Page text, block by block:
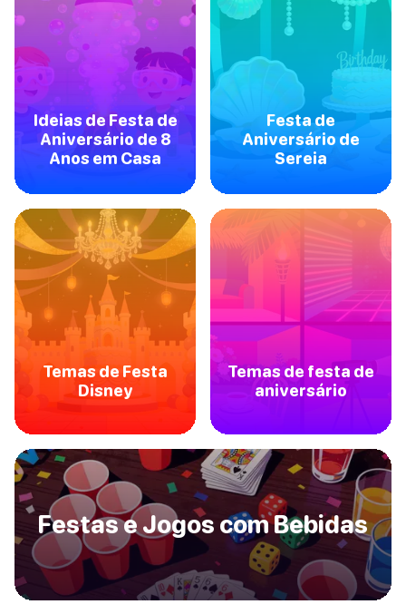
Ideias de Festa de
Aniversário de 8
Anos em Casa
Festa de
Aniversário de
Sereia
Temas de Festa
Disney
Temas de festa de
aniversário
Festas e Jogos com Bebidas